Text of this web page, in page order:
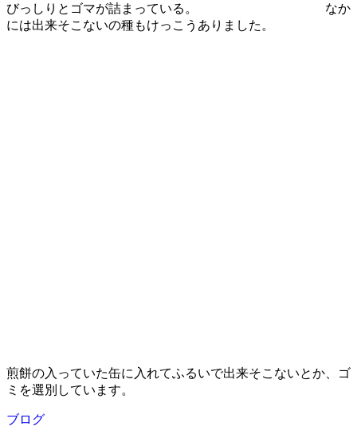
びっしりとゴマが詰まっている。 なか
には出来そこないの種もけっこうありました。
煎餅の入っていた缶に入れてふるいで出来そこないとか、ゴ
ミを選別しています。
ブログ